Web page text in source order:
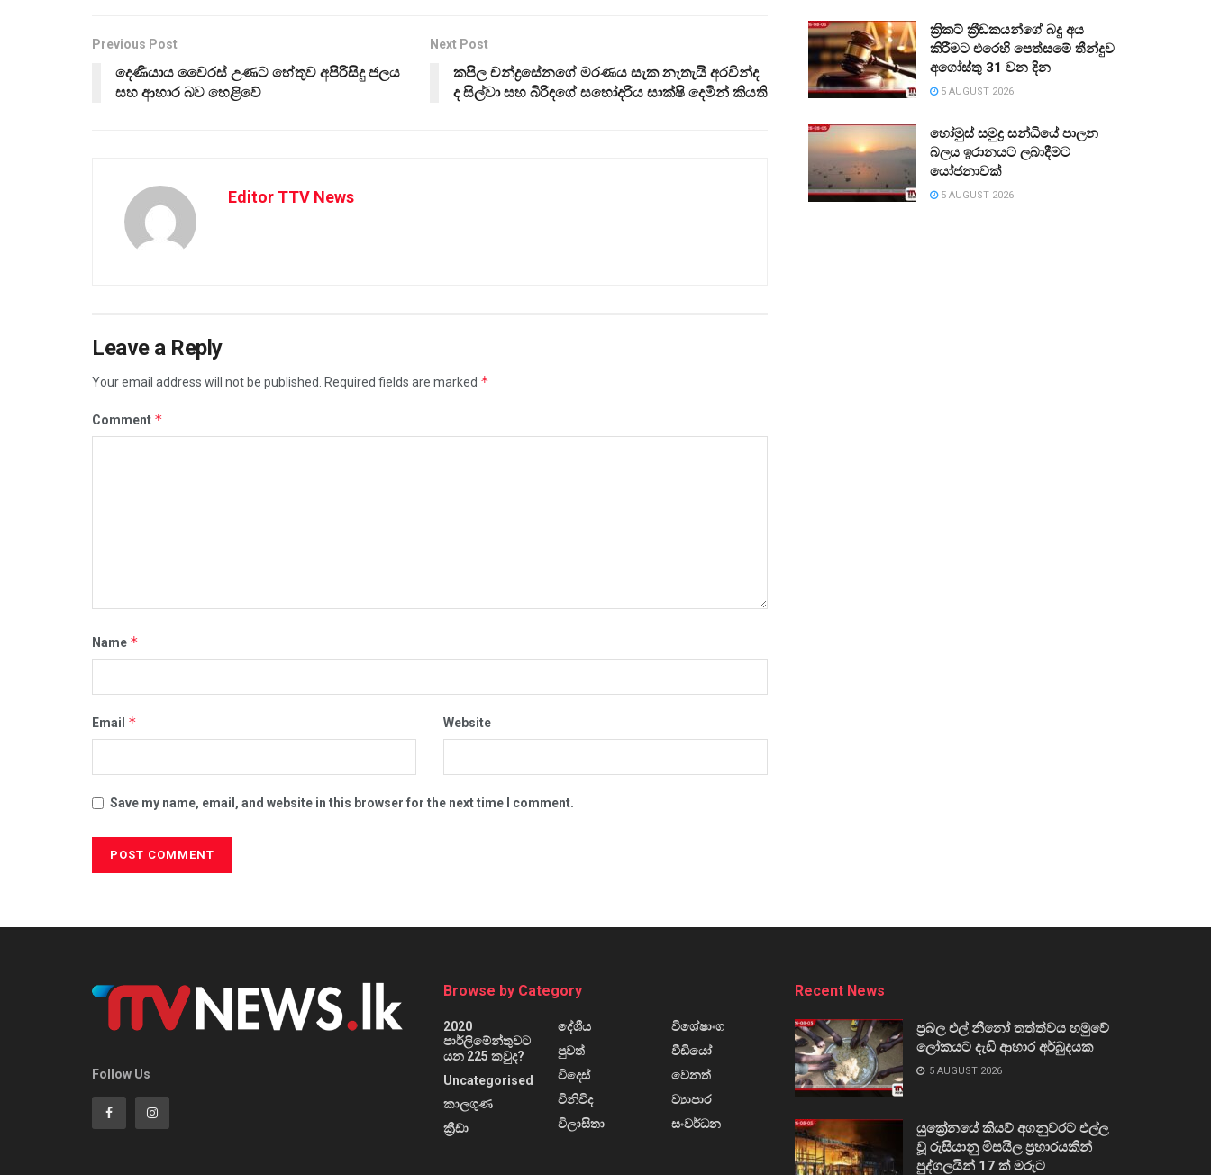
Previous Post
දෙණියාය වෛරස් උණට හේතුව අපිරිසිදු ජලය
සහ ආහාර බව හෙළිවේ
Next Post
කපිල චන්ද්‍රසේනගේ මරණය සැක නැතැයි අරවින්ද
ද සිල්වා සහ බිරිඳගේ සහෝදරිය සාක්ෂි දෙමින් කියති
Editor TTV News
Leave a Reply
Your email address will not be published. Required fields are marked *
Comment *
Name *
Email * Website
Save my name, email, and website in this browser for the next time I comment.
ක්‍රිකට් ක්‍රීඩකයන්ගේ බදු අය
කිරීමට එරෙහි පෙත්සමේ තීන්දුව
අගෝස්තු 31 වන දින
5 AUGUST 2026
හෝමුස් සමුද්‍ර සන්ධියේ පාලන
බලය ඉරානයට ලබාදීමට
යෝජනාවක්
5 AUGUST 2026
Follow Us
Browse by Category
2020
පාර්ලිමේන්තුවට
යන 225 කවුද?
Uncategorised
කාලගුණ
ක්‍රීඩා
දේශීය
පුවත්
විදෙස්
විනිවිද
විලාසිතා
විශේෂාංග
වීඩියෝ
වෙනත්
ව්‍යාපාර
සංවර්ධන
Recent News
ප්‍රබල එල් නීනෝ තත්ත්වය හමුවේ
ලෝකයට දැඩි ආහාර අර්බුදයක
5 AUGUST 2026
යුක්‍රේනයේ කියව් අගනුවරට එල්ල
වූ රුසියානු මිසයිල ප්‍රහාරයකින්
පුද්ගලයින් 17 ක් මරුට